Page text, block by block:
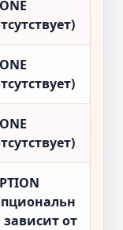
зависит от